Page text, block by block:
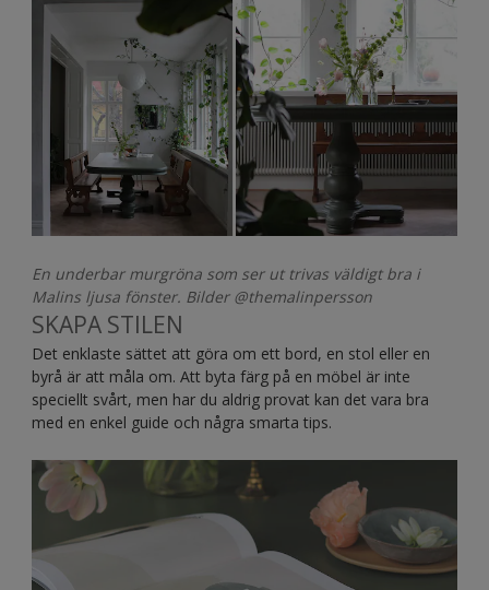
En underbar murgröna som ser ut trivas väldigt bra i
Malins ljusa fönster. Bilder @themalinpersson
SKAPA STILEN
Det enklaste sättet att göra om ett bord, en stol eller en
byrå är att måla om. Att byta färg på en möbel är inte
speciellt svårt, men har du aldrig provat kan det vara bra
med en enkel guide och några smarta tips.